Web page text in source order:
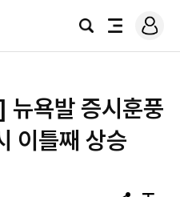
검
전
로
그
뉴욕발 증시훈풍
이틀째 상승